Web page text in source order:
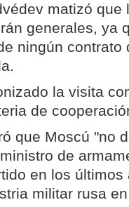
matizó que
generales, ya
ningún contrato
la visita
de
que Moscú "no
de
en los
militar rusa